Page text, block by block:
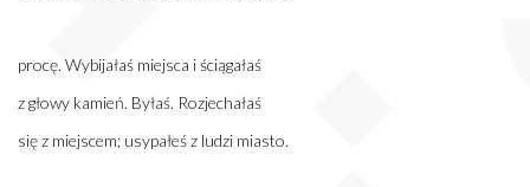
procę. Wybijałaś miejsca i ściągałaś
z głowy kamień. Byłaś. Rozjechałaś
się z miejscem; usypałeś z ludzi miasto.